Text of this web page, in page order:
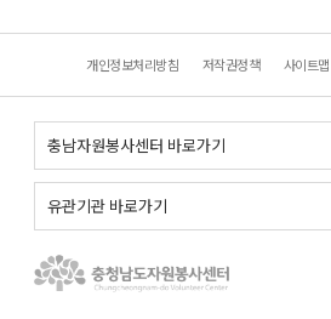
개인정보처리방침 저작권정책 사이트맵